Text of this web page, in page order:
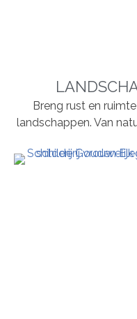
Breng rust en
landschappen. Van